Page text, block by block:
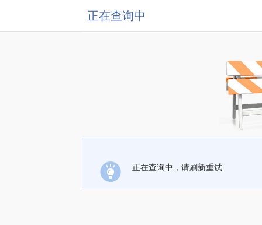
正在查询中
正在查询中，请刷新重试